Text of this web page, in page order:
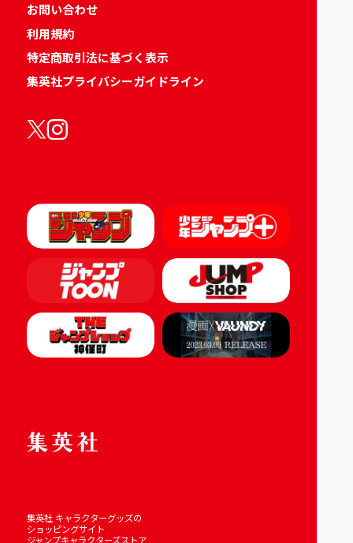
お問い合わせ
利用規約
特定商取引法に基づく表示
集英社プライバシーガイドライン
集英社 キャラクターグッズの
ショッピングサイト
ジャンプキャラクターズストア